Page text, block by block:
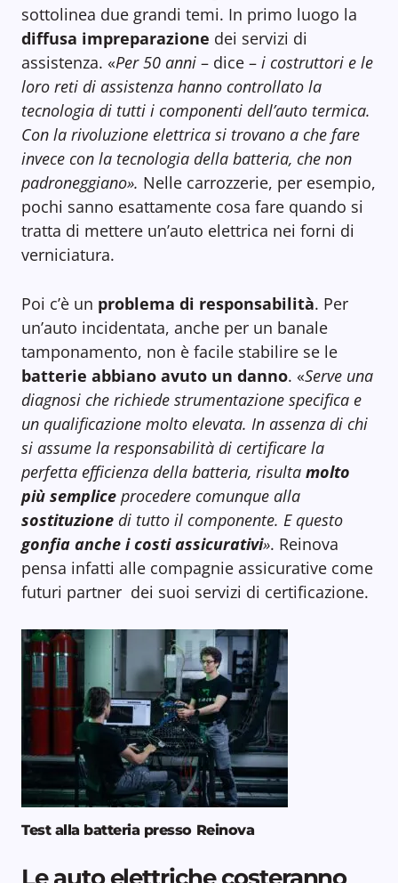
sottolinea due grandi temi. In primo luogo la
diffusa impreparazione dei servizi di
assistenza. «Per 50 anni – dice – i costruttori e le
loro reti di assistenza hanno controllato la
tecnologia di tutti i componenti dell’auto termica.
Con la rivoluzione elettrica si trovano a che fare
invece con la tecnologia della batteria, che non
padroneggiano». Nelle carrozzerie, per esempio,
pochi sanno esattamente cosa fare quando si
tratta di mettere un’auto elettrica nei forni di
verniciatura.
Poi c’è un problema di responsabilità. Per
un’auto incidentata, anche per un banale
tamponamento, non è facile stabilire se le
batterie abbiano avuto un danno. «Serve una
diagnosi che richiede strumentazione specifica e
un qualificazione molto elevata. In assenza di chi
si assume la responsabilità di certificare la
perfetta efficienza della batteria, risulta molto
più semplice procedere comunque alla
sostituzione di tutto il componente. E questo
gonfia anche i costi assicurativi». Reinova
pensa infatti alle compagnie assicurative come
futuri partner dei suoi servizi di certificazione.
Test alla batteria presso Reinova